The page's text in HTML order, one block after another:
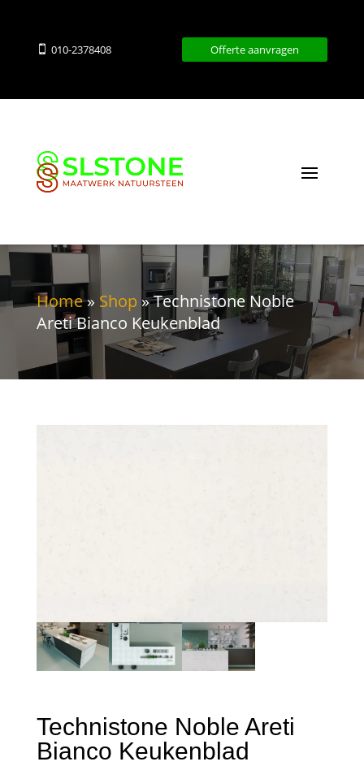
010-2378408 Offerte aanvragen
Home» Shop »Technistone Noble
Areti Bianco Keukenblad
Technistone Noble Areti
Bianco Keukenblad